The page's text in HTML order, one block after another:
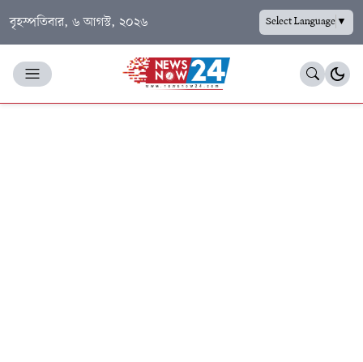
বৃহস্পতিবার, ৬ আগস্ট, ২০২৬ Select Language▼